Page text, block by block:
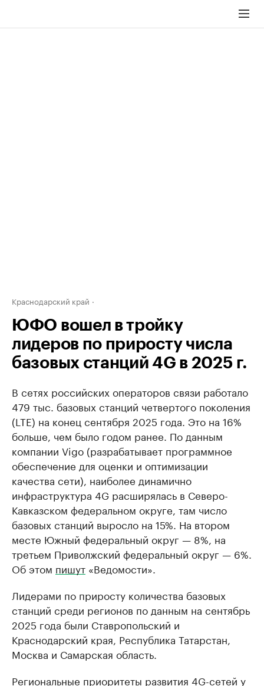
Краснодарский край
ЮФО вошел в тройку
лидеров по приросту числа
базовых станций 4G в 2025 г.
В сетях российских операторов связи работало
479 тыс. базовых станций четвертого поколения
(LTE) на конец сентября 2025 года. Это на 16%
больше, чем было годом ранее. По данным
компании Vigo (разрабатывает программное
обеспечение для оценки и оптимизации
качества сети), наиболее динамично
инфраструктура 4G расширялась в Северо-
Кавказском федеральном округе, там число
базовых станций выросло на 15%. На втором
месте Южный федеральный округ — 8%, на
третьем Приволжский федеральный округ — 6%.
Об этом пишут «Ведомости».
Лидерами по приросту количества базовых
станций среди регионов по данным на сентябрь
2025 года были Ставропольский и
Краснодарский края, Республика Татарстан,
Москва и Самарская область.
Региональные приоритеты развития 4G-сетей у